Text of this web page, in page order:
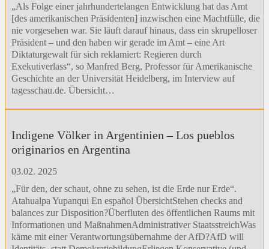
„Als Folge einer jahrhundertelangen Entwicklung hat das Amt
[des amerikanischen Präsidenten] inzwischen eine Machtfülle, die
nie vorgesehen war. Sie läuft darauf hinaus, dass ein skrupelloser
Präsident – und den haben wir gerade im Amt – eine Art
Diktaturgewalt für sich reklamiert: Regieren durch
Exekutiverlass“, so Manfred Berg, Professor für Amerikanische
Geschichte an der Universität Heidelberg, im Interview auf
tagesschau.de. Übersicht…
Indigene Völker in Argentinien – Los pueblos
originarios en Argentina
03.02. 2025
„Für den, der schaut, ohne zu sehen, ist die Erde nur Erde“.
Atahualpa Yupanqui En español ÜbersichtStehen checks and
balances zur Disposition?Überfluten des öffentlichen Raums mit
Informationen und MaßnahmenAdministrativer StaatsstreichWas
käme mit einer Verantwortungsübernahme der AfD?AfD will